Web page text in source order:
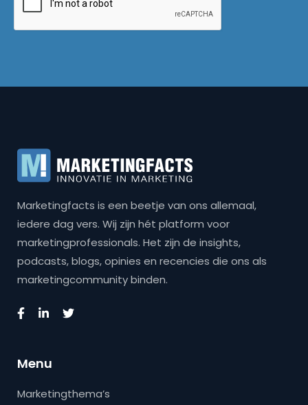
Marketingfacts is een beetje van ons allemaal,
iedere dag vers. Wij zijn hét platform voor
marketingprofessionals. Het zijn de insights,
podcasts, blogs, opinies en recencies die ons als
marketingcommunity binden.
Menu
Marketingthema’s